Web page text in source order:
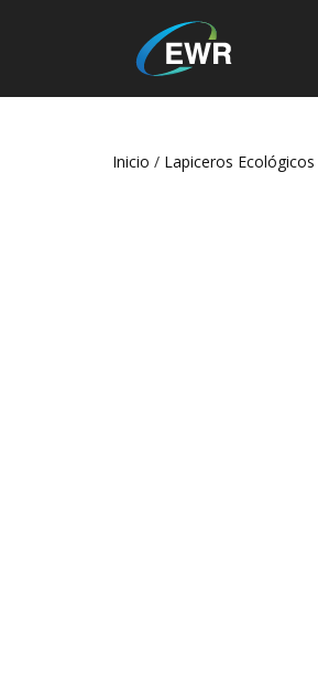
Inicio / Lapiceros Ecológicos